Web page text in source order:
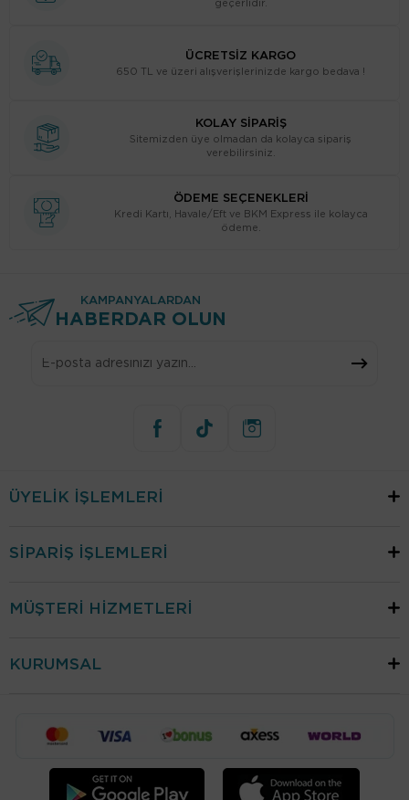
geçerlidir.
ÜCRETSİZ KARGO
650 TL ve üzeri alışverişlerinizde kargo bedava !
KOLAY SİPARİŞ
Sitemizden üye olmadan da kolayca sipariş
verebilirsiniz.
ÖDEME SEÇENEKLERİ
Kredi Kartı, Havale/Eft ve BKM Express ile kolayca
ödeme.
KAMPANYALARDAN
HABERDAR OLUN
ÜYELİK İŞLEMLERİ
SİPARİŞ İŞLEMLERİ
MÜŞTERİ HİZMETLERİ
KURUMSAL